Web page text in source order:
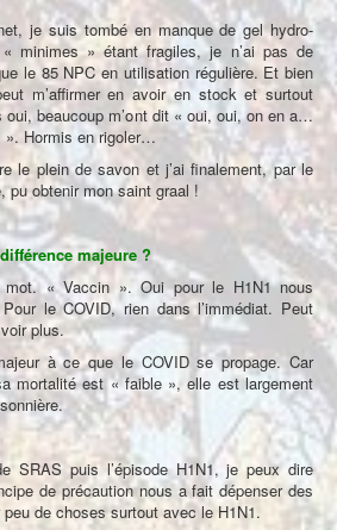
je suis tombé en manque de gel hydro-
minimes » étant fragiles, je n’ai pas de
le 85 NPC en utilisation régulière. Et bien
m’affirmer en avoir en stock et surtout
oui, beaucoup m’ont dit « oui, oui, on en a…
». Hormis en rigoler…
le plein de savon et j’ai finalement, par le
pu obtenir mon saint graal !
majeure ?
« Vaccin ». Oui pour le H1N1 nous
le COVID, rien dans l’immédiat. Peut
plus.
à ce que le COVID se propage. Car
mortalité est « faible », elle est largement
SRAS puis l’épisode H1N1, je peux dire
de précaution nous a fait dépenser des
de choses surtout avec le H1N1.